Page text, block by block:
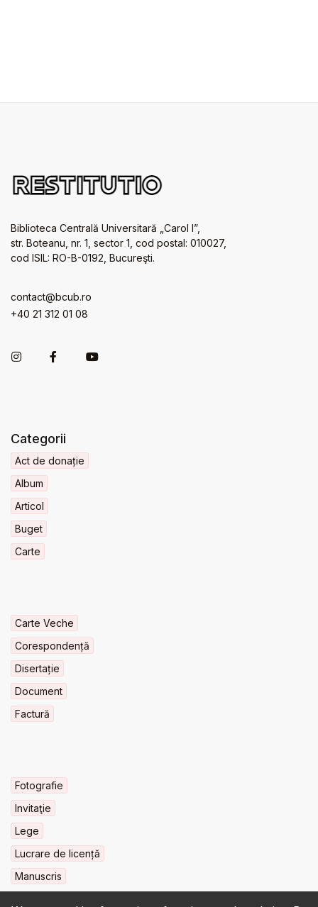
Biblioteca Centrală Universitară „Carol I”,
str. Boteanu, nr. 1, sector 1, cod postal: 010027,
cod ISIL: RO-B-0192, Bucureşti.
contact@bcub.ro
+40 21 312 01 08
Categorii
Act de donație
Album
Articol
Buget
Carte
Carte Veche
Corespondență
Disertație
Document
Factură
Fotografie
Invitaţie
Lege
Lucrare de licență
Manuscris